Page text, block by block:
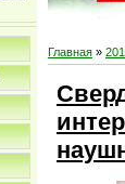
Главная »